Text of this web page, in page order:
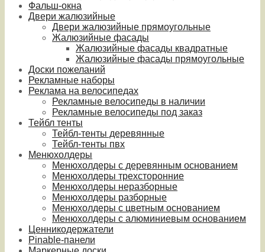
Фальш-окна
Двери жалюзийные
Двери жалюзийные прямоугольные
Жалюзийные фасады
Жалюзийные фасады квадратные
Жалюзийные фасады прямоугольные
Доски пожеланий
Рекламные наборы
Реклама на велосипедах
Рекламные велосипеды в наличии
Рекламные велосипеды под заказ
Тейбл тенты
Тейбл-тенты деревянные
Тейбл-тенты пвх
Менюхолдеры
Менюхолдеры с деревянным основанием
Менюхолдеры трехсторонние
Менюхолдеры неразборные
Менюхолдеры разборные
Менюхолдеры с цветным основанием
Менюхолдеры с алюминиевым основанием
Ценникодержатели
Pinable-панели